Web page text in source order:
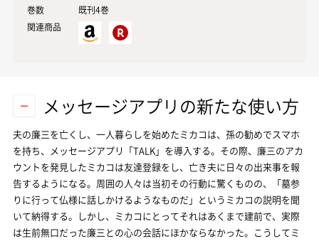
巻数
既刊4巻
関連商品
メッセージアプリの新たな使い方
夫の廉三を亡くし、一人暮らしを始めたミカコは、孫の勧めでスマホ
を持ち、メッセージアプリ「TALK」を導入する。その際、廉三のアカ
ウントを発見したミカコは友達登録をし、亡き夫に日々の出来事を報
告するようになる。周囲の人々は当初その行動に驚くものの、「墓参
りに行って仏様に話しかけるようなものだ」というミカコの説明を聞
いて納得する。しかし、ミカコにとってそれはあくまで建前で、実際
は生前無口だった廉三との心の会話にほかならなかった。こうしてミ